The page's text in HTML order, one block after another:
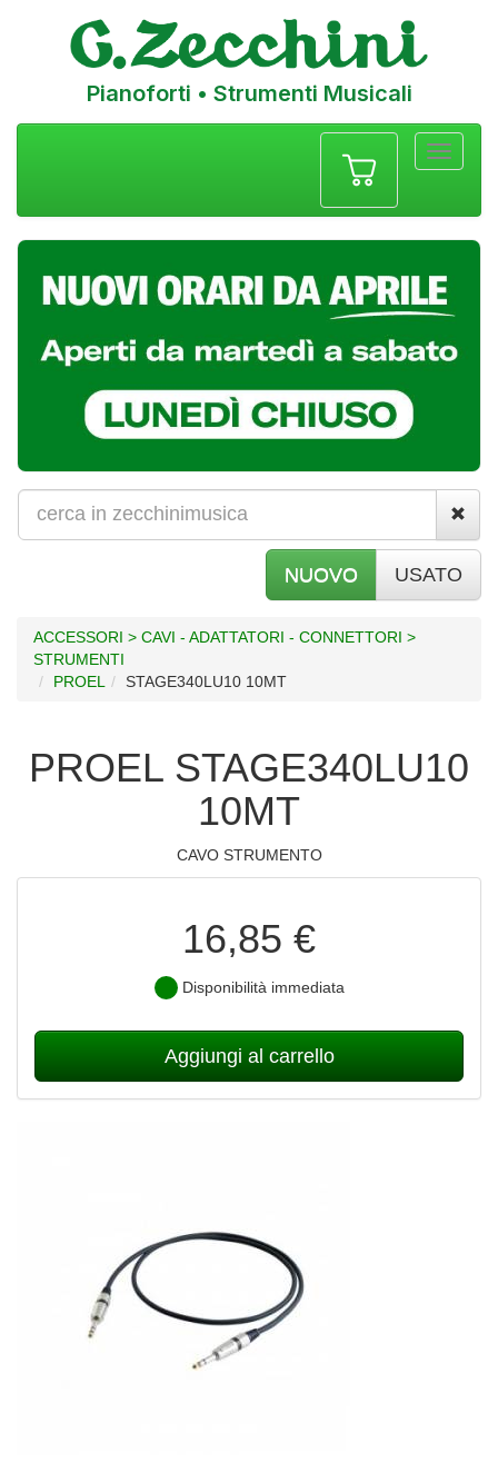
Pianoforti • Strumenti Musicali
NUOVO USATO
ACCESSORI > CAVI - ADATTATORI - CONNETTORI >
STRUMENTI
PROEL
STAGE340LU10 10MT
PROEL STAGE340LU10
10MT
CAVO STRUMENTO
16,85 €
Disponibilità immediata
Aggiungi al carrello